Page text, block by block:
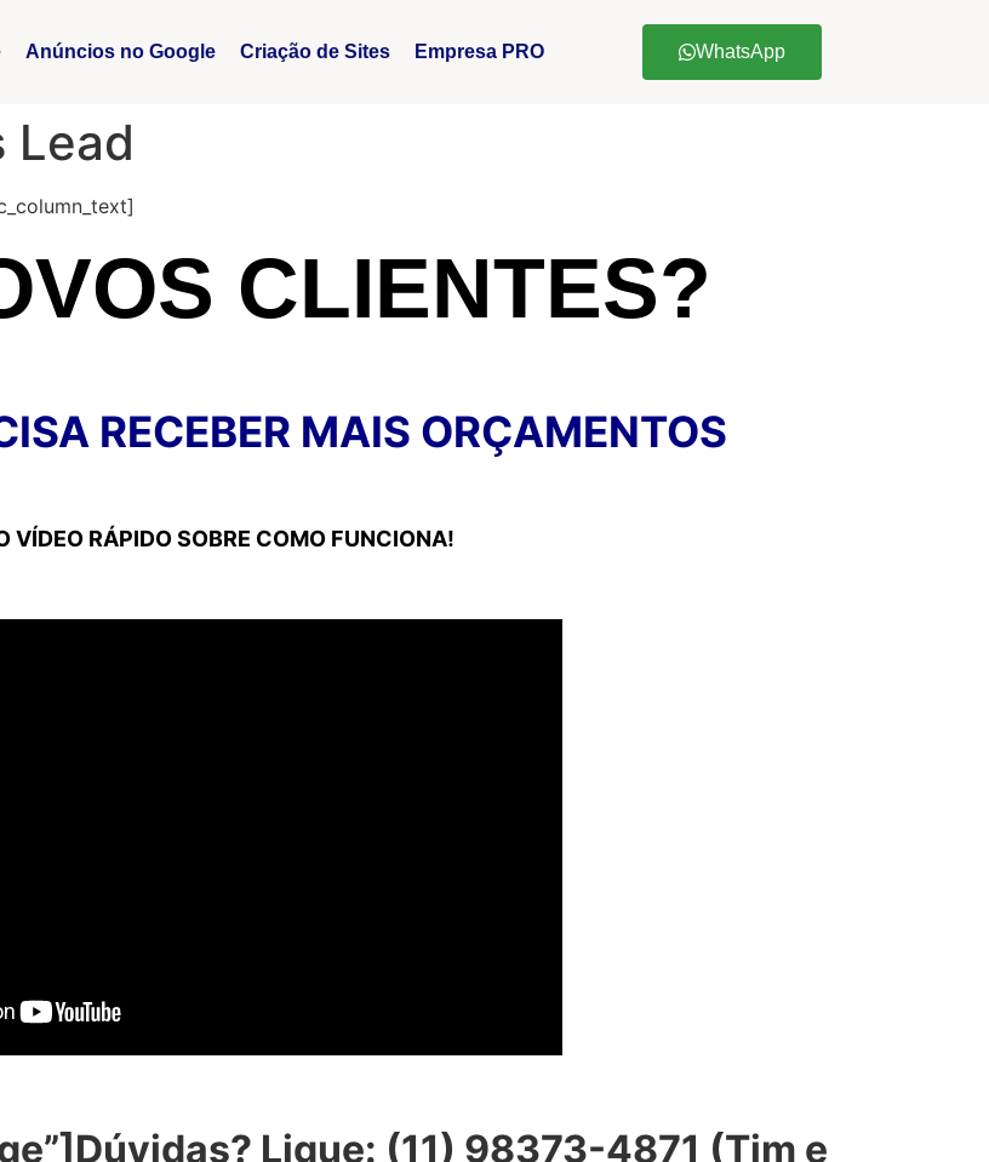
Anúncios no Google Criação de Sites Empresa PRO WhatsApp
Lead
CLIENTES?
RECEBER MAIS ORÇAMENTOS
VÍDEO RÁPIDO SOBRE COMO FUNCIONA!
Ligue: (11) 98373-4871 (Tim e